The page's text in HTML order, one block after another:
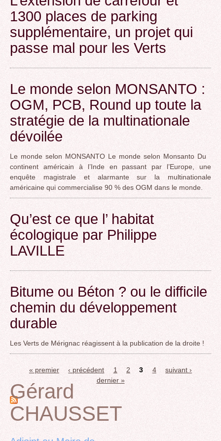
1300 places de parking
supplémentaire, un projet qui
passe mal pour les Verts
Le monde selon MONSANTO :
OGM, PCB, Round up toute la
stratégie de la multinationale
dévoilée
Le monde selon MONSANTO Le monde selon Monsanto Du
continent américain à l’Inde en passant par l’Europe, une
enquête magistrale et alarmante sur la multinationale
américaine qui commercialise 90 % des OGM dans le monde.
Qu’est ce que l’ habitat
écologique par Philippe
LAVILLE
Bitume ou Béton ? ou le difficile
chemin du développement
durable
Les Verts de Mérignac réagissent à la publication de la droite !
Pages
« premier ‹ précédent 1 2 3 4
suivant ›
dernier »
Back
to
top
Gérard
CHAUSSET